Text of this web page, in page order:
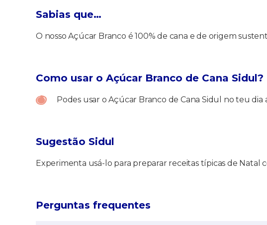
Sabias que…
O nosso Açúcar Branco é 100% de cana e de origem
Como usar o Açúcar Branco de Cana Sidul?
Podes usar o Açúcar Branco de Cana Sidul no teu
Sugestão Sidul
Experimenta usá-lo para preparar receitas típicas de Natal
Perguntas frequentes